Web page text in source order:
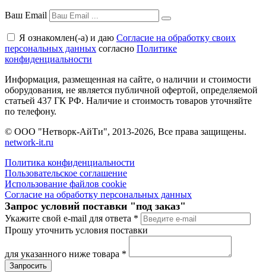
Ваш Email
Я ознакомлен(-а) и даю Согласие на обработку своих
персональных данных согласно Политике
конфиденциальности
Информация, размещенная на сайте, о наличии и стоимости
оборудования, не является публичной офертой, определяемой
статьей 437 ГК РФ. Наличие и стоимость товаров уточняйте
по телефону.
© ООО "Нетворк-АйТи", 2013-2026, Все права защищены.
network-it.ru
Политика конфиденциальности
Пользовательское соглашение
Использование файлов cookie
Согласие на обработку персональных данных
Запрос условий поставки "под заказ"
Укажите свой e-mail для ответа *
Прошу уточнить условия поставки
для указанного ниже товара *